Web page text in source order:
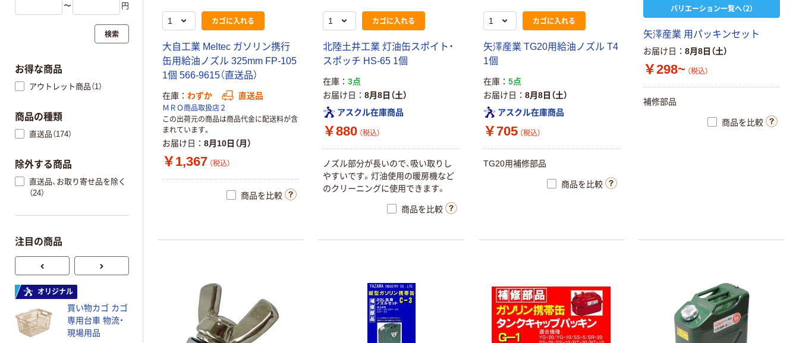
カゴに入れる
大自工業 Meltec ガソリン携行
缶用給油ノズル 325mm FP-105
1個 566-9615（直送品）
在庫 わずか 直送品
ＭＲＯ商品取扱店２
この出荷元の商品は商品代金に配送料が含
まれています。
お届け日 8月10日（月）
￥1,367 （税込）
商品を比較
カゴに入れる
北陸土井工業 灯油缶スポイト・
スポッチ HS-65 1個
在庫
3点
お届け日
8月8日（土）
アスクル在庫商品
￥880 （税込）
ノズル部分が長いので、吸い取りし
やすいです。灯油使用の暖房機など
のクリーニングに使用できます。
商品を比較
カゴに入れる
矢澤産業 TG20用給油ノズル T4
1個
在庫
5点
お届け日
8月8日（土）
アスクル在庫商品
￥705 （税込）
TG20用補修部品
商品を比較
バリエーション一覧へ（2）
矢澤産業 用パッキンセット
お届け日 8月8日（土）
￥298~ （税込）
補修部品
商品を比較
〜 円
検索
お得な商品
アウトレット商品（1）
商品の種類
直送品（174）
除外する商品
直送品、お取り寄せ品を除く
（24）
注目の商品
オリジナル
買い物カゴ カゴ
専用台車 物流・
現場用品
DICプラスチッ
ク DIC DSPシリ
ーズFタイプ 蓋
DSP FUTA
￥123~ （税込）
スイコー ポリタ
￥12,640~
買い物カゴ カゴ
専用台車 物流・